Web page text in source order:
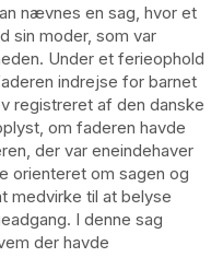
nævnes en sag, hvor et
sin moder, som var
Under et ferieophold
indrejse for barnet
registreret af den danske
om faderen havde
der var eneindehaver
orienteret om sagen og
medvirke til at belyse
I denne sag
der havde